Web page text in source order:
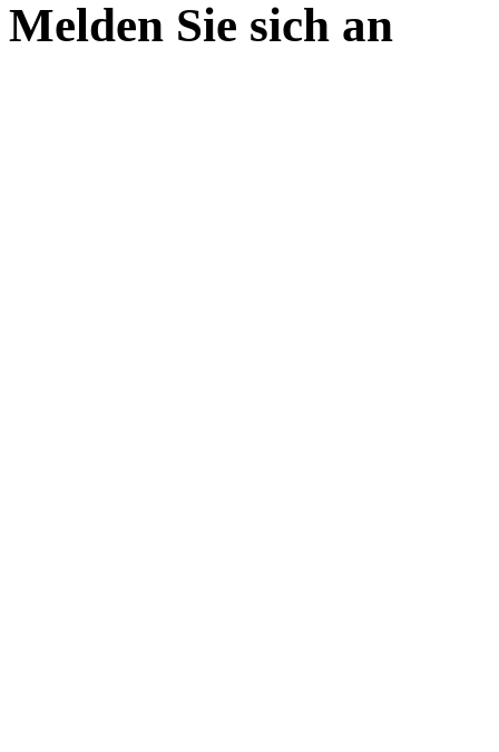
Melden Sie sich an